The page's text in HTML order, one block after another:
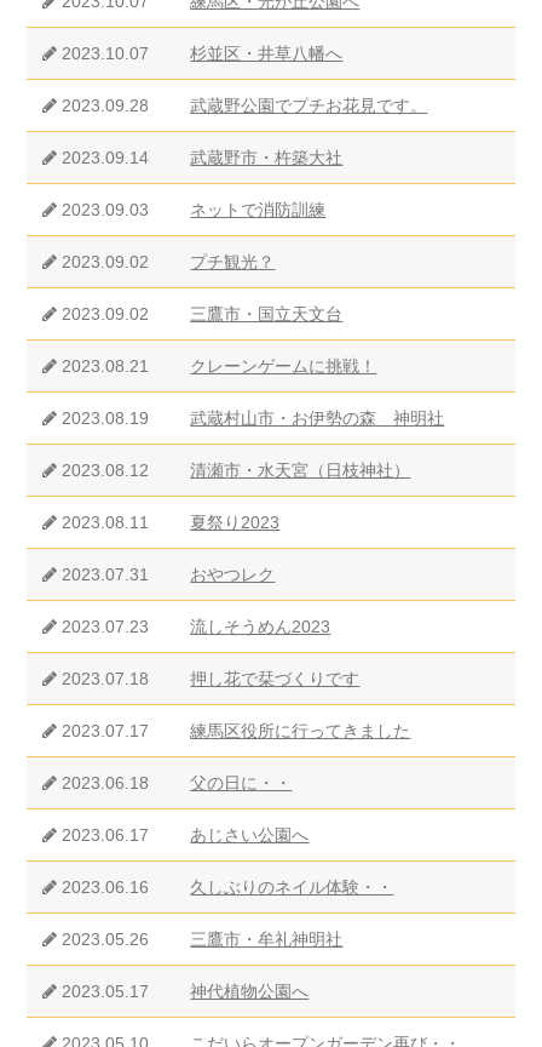
2023.10.07 杉並区・井草八幡へ
2023.09.28 武蔵野公園でプチお花見です。
2023.09.14 武蔵野市・杵築大社
2023.09.03 ネットで消防訓練
2023.09.02 プチ観光？
2023.09.02 三鷹市・国立天文台
2023.08.21 クレーンゲームに挑戦！
2023.08.19 武蔵村山市・お伊勢の森 神明社
2023.08.12 清瀬市・水天宮（日枝神社）
2023.08.11 夏祭り2023
2023.07.31 おやつレク
2023.07.23 流しそうめん2023
2023.07.18 押し花で栞づくりです
2023.07.17 練馬区役所に行ってきました
2023.06.18 父の日に・・
2023.06.17 あじさい公園へ
2023.06.16 久しぶりのネイル体験・・
2023.05.26 三鷹市・牟礼神明社
2023.05.17 神代植物公園へ